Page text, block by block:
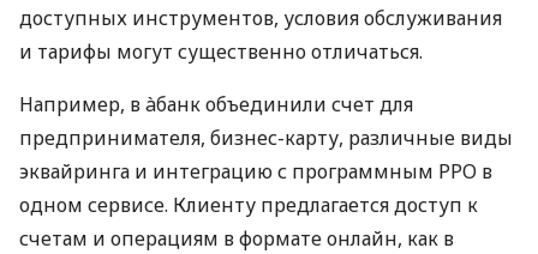
доступных инструментов, условия обслуживания
и тарифы могут существенно отличаться.
Например, в àбанк объединили счет для
предпринимателя, бизнес-карту, различные виды
эквайринга и интеграцию с программным РРО в
одном сервисе. Клиенту предлагается доступ к
счетам и операциям в формате онлайн, как в